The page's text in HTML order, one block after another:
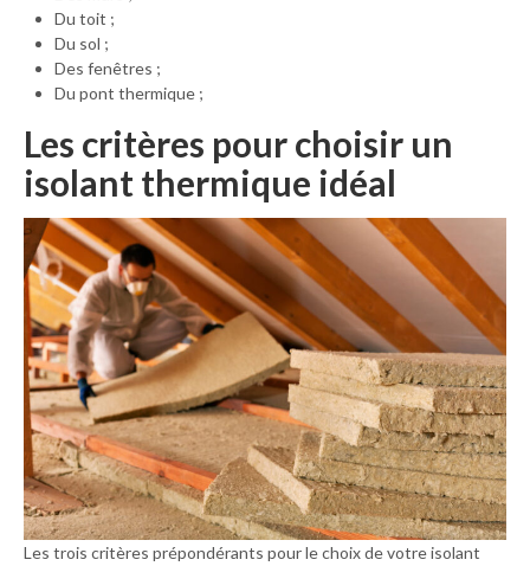
Du toit ;
Du sol ;
Des fenêtres ;
Du pont thermique ;
Les critères pour choisir un
isolant thermique idéal
Les trois critères prépondérants pour le choix de votre isolant